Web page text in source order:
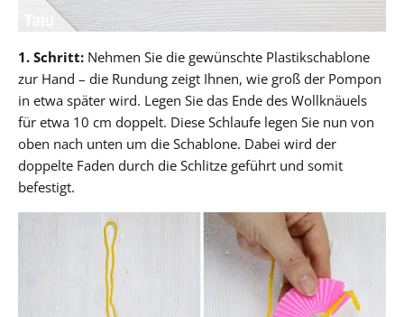
1. Schritt: Nehmen Sie die gewünschte Plastikschablone
zur Hand – die Rundung zeigt Ihnen, wie groß der Pompon
in etwa später wird. Legen Sie das Ende des Wollknäuels
für etwa 10 cm doppelt. Diese Schlaufe legen Sie nun von
oben nach unten um die Schablone. Dabei wird der
doppelte Faden durch die Schlitze geführt und somit
befestigt.